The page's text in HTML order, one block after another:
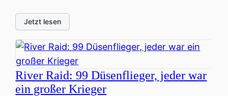
Jetzt lesen
River Raid: 99 Düsenflieger, jeder war
ein großer Krieger